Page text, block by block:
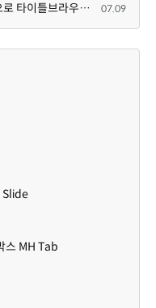
( 게시판 분류/카테고리) 마다 개별적으로 타이틀브라우저 제목 및 seo설명 넣을 수 있으면 어떨지 해서 글 등록해봅니다. 07.09
Slide
스 MH Tab